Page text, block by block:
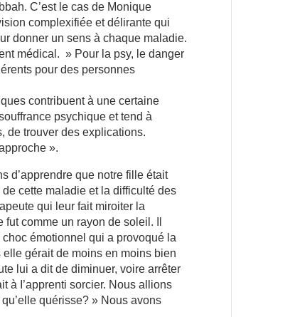
C’est le cas de Monique
complexifiée et délirante qui
donner un sens à chaque maladie.
médical. » Pour la psy, le danger
pour des personnes
contribuent à une certaine
psychique et tend à
de trouver des explications.
».
d’apprendre que notre fille était
cette maladie et la difficulté des
qui leur fait miroiter la
comme un rayon de soleil. Il
choc émotionnel qui a provoqué la
gérait de moins en moins bien
lui a dit de diminuer, voire arrêter
à I’apprenti sorcier. Nous allions
quérisse? » Nous avons